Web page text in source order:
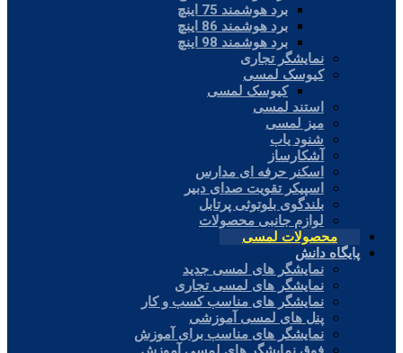
برد هوشمند 75 اینچ
برد هوشمند 86 اینچ
برد هوشمند 98 اینچ
نمایشگر تجاری
کیوسک لمسی
کیوسک لمسی
استند لمسی
میز لمسی
شنود یاب
آشکارساز
اسکنر حرفه ای مدارس
اسپیکر تقویت صدای دبیر
بلندگوی بلوتوثی پرتابل
لوازم جانبی محصولات
محصولات لمسی
پایگاه دانش
نمایشگر های لمسی جدید
نمایشگر های لمسی تجاری
نمایشگر های مناسب کسب و کار
پنل های لمسی آموزشی
نمایشگر های مناسب برای آموزش